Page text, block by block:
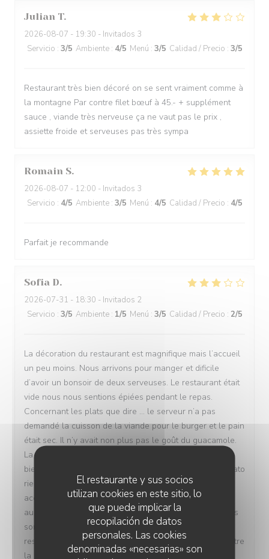
El restaurante y sus socios
utilizan cookies en este sitio, lo
que puede implicar la
recopilación de datos
personales. Las cookies
denominadas «necesarias» son
Julian T
2026-08-07 - 19:30 - Invitados 3
Servicio : 3/5 Ambiente : 4/5 Menú : 3/5 Calidad / Precio : 3/5
Restaurant très bien décoré on se sent vraiment comme à
la montagne Par contre filet bœuf à 45.- + supplément
sauce , viande très nerveuse ça ne vaut pas le prix ,
assiette froide et serveuses pas très sympa
Romain S
2026-08-07 - 12:00 - Invitados 3
Servicio : 4/5 Ambiente : 3/5 Menú : 4/5 Calidad / Precio : 4/5
Parfait je recommande
Sofia D
2026-07-31 - 18:30 - Invitados 2
Servicio : 3/5 Ambiente : 1/5 Menú : 3/5 Calidad / Precio : 2/5
La décoration du restaurant est magnifique mais l’accueil
un peu moins. Nous arrivons pour manger et dificile
d’avoir un bonsoir de deux serveuses. Le restaurant était
vide nous nous sentions épiées pendant le repas.
Concernant les plats que dire … le serveur n’a pas
demandé la cuisson de la viande pour le burger et le pain
était sec. Il n’y avait non plus pas le goût du guacamole.
La mayonnaise avait 1 semaine de péremption et cela
bien évidement le goût était altéré. Pour le Vitello Tonnato
rien à redire sauf peut-être des frites en
accompagnement comme dans chaque restaurant. Il y’a
aussi du pain qui est en accompagnement mais les frites
sont de base. Petit bémol en plus avec la canicule le
restaurant n’a pas de climatisation. Pour nous cela va être
la première et la dernière fois chez vous. Nous n’avons